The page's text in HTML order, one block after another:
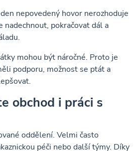
nepovedený hovor nerozhoduje
nadechnout, pokračovat dál a
mohou být náročné. Proto je
podporu, možnost se ptát a
obchod i práci s
oddělení. Velmi často
péči nebo další týmy. Díky